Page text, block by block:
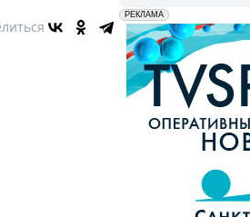
erid: LdtCK5udn
РЕКЛАМА
АО "ГАТР", ИНН: 7841320717